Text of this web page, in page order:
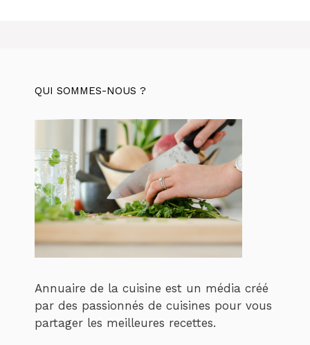
QUI SOMMES-NOUS ?
Annuaire de la cuisine est un média créé
par des passionnés de cuisines pour vous
partager les meilleures recettes.